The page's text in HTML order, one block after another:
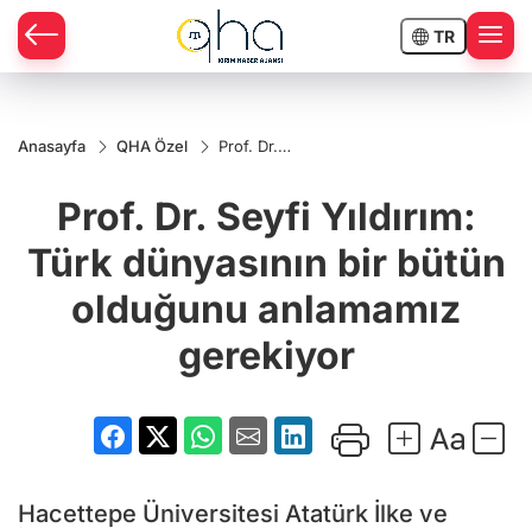
TR
Anasayfa QHA Özel
Prof. Dr.
Türk
dünyasının
bir bütün
olduğunu
anlamamız
gerekiyor
Prof. Dr. Seyfi Yıldırım:
Türk dünyasının bir bütün
olduğunu anlamamız
gerekiyor
Hacettepe Üniversitesi Atatürk İlke ve